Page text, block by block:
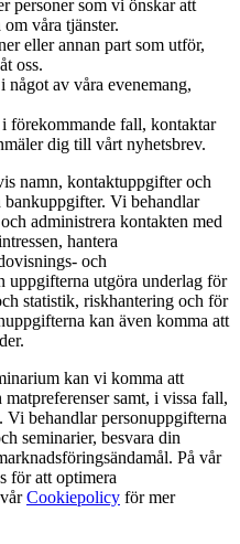
personer som vi önskar att
våra tjänster.
eller annan part som utför,
oss.
av våra evenemang,
förekommande fall, kontaktar
dig till vårt nyhetsbrev.
namn, kontaktuppgifter och
Vi behandlar
administrera kontakten med
hantera
och
uppgifterna utgöra underlag för
statistik, riskhantering och för
kan även komma att
kan vi komma att
samt, i vissa fall,
Vi behandlar personuppgifterna
seminarier, besvara din
På vår
för att optimera
Cookiepolicy för mer